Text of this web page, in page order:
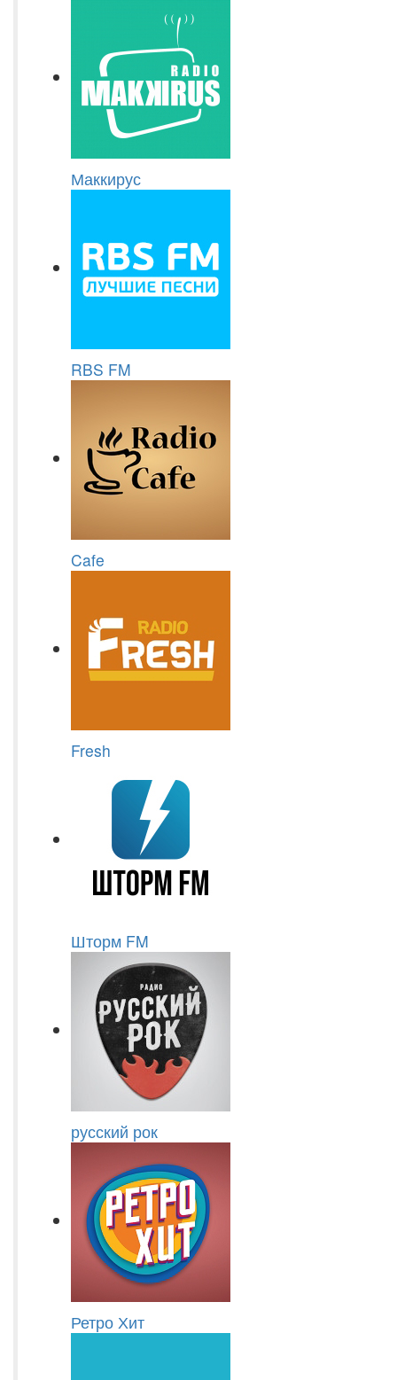
Маккирус
RBS FM
Cafe
Fresh
Шторм FM
русский рок
Ретро Хит